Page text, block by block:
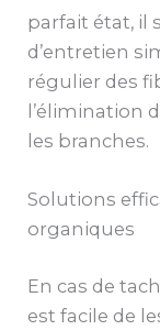
parfait état, il
d’entretien
régulier des
l’élimination
les branches.
Solutions
organiques
En cas de
est facile de